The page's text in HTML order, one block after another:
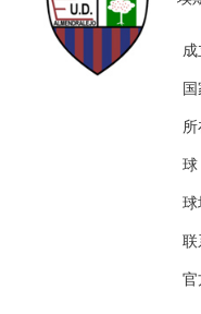
成
国
所
球
联
官